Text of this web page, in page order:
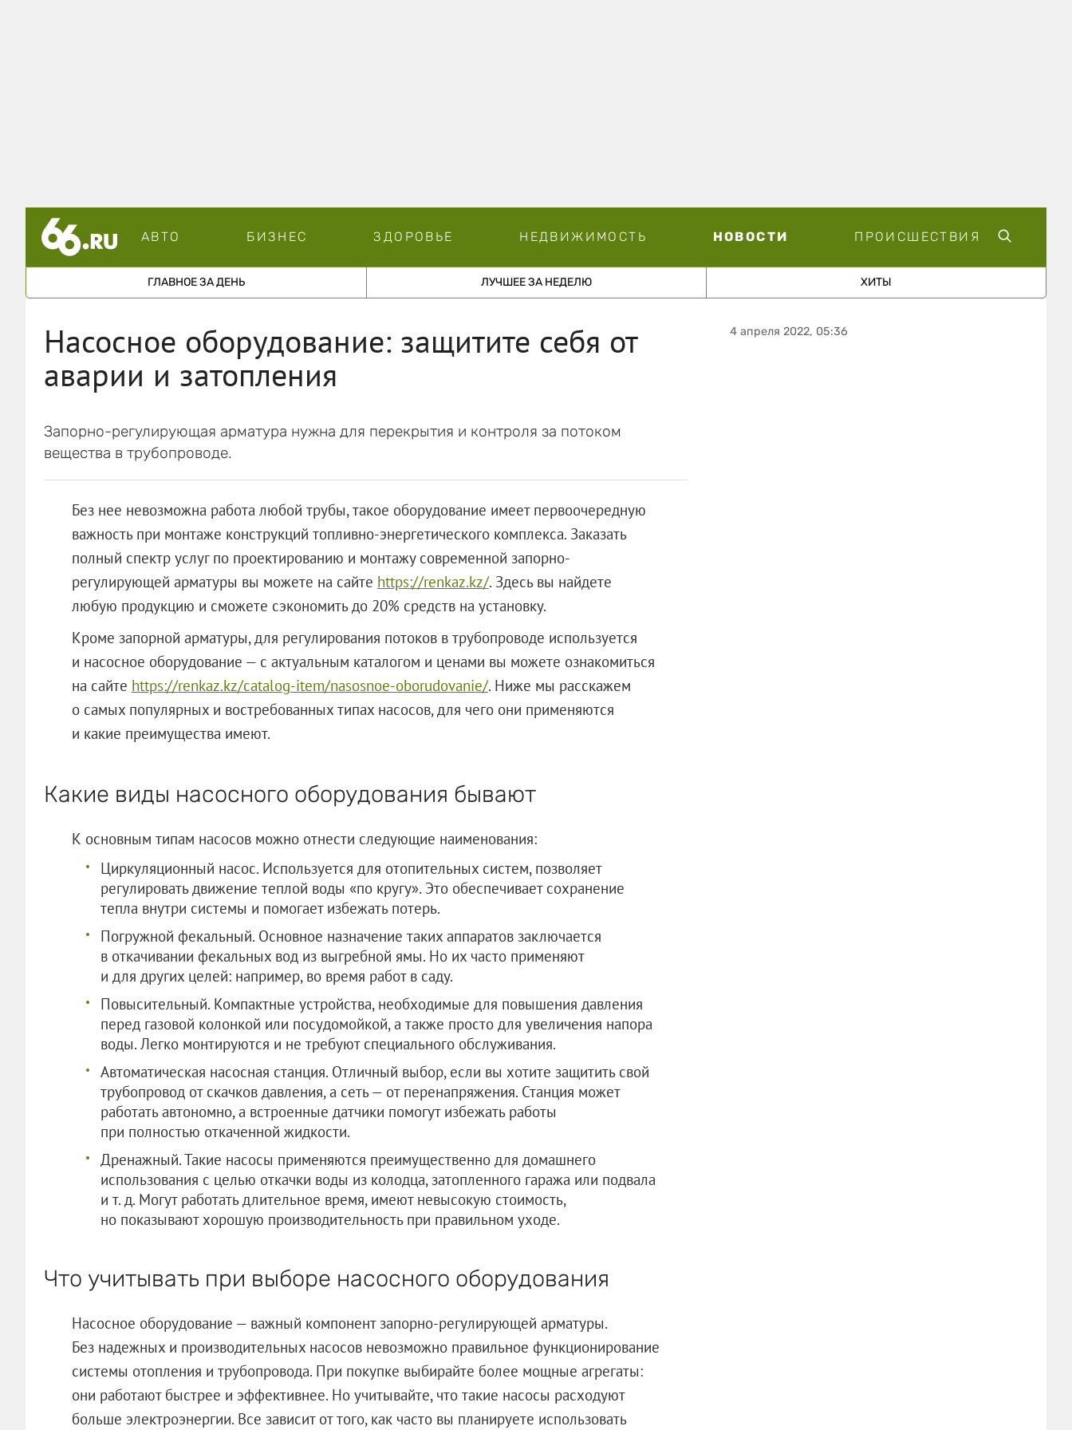
АВТО БИЗНЕС ЗДОРОВЬЕ НЕДВИЖИМОСТЬ НОВОСТИ ПРОИСШЕСТВИЯ
ГЛАВНОЕ ЗА ДЕНЬ ЛУЧШЕЕ ЗА НЕДЕЛЮ ХИТЫ
Насосное оборудование: защитите себя от
аварии и затопления
Запорно-регулирующая арматура нужна для перекрытия и контроля за потоком
вещества в трубопроводе.
Без нее невозможна работа любой трубы, такое оборудование имеет первоочередную
важность при монтаже конструкций топливно-энергетического комплекса. Заказать
полный спектр услуг по проектированию и монтажу современной запорно-
регулирующей арматуры вы можете на сайте https://renkaz.kz/. Здесь вы найдете
любую продукцию и сможете сэкономить до 20% средств на установку.
Кроме запорной арматуры, для регулирования потоков в трубопроводе используется
и насосное оборудование — с актуальным каталогом и ценами вы можете ознакомиться
на сайте https://renkaz.kz/catalog-item/nasosnoe-oborudovanie/. Ниже мы расскажем
о самых популярных и востребованных типах насосов, для чего они применяются
и какие преимущества имеют.
Какие виды насосного оборудования бывают
К основным типам насосов можно отнести следующие наименования:
Циркуляционный насос. Используется для отопительных систем, позволяет
регулировать движение теплой воды «по кругу». Это обеспечивает сохранение
тепла внутри системы и помогает избежать потерь.
Погружной фекальный. Основное назначение таких аппаратов заключается
в откачивании фекальных вод из выгребной ямы. Но их часто применяют
и для других целей: например, во время работ в саду.
Повысительный. Компактные устройства, необходимые для повышения давления
перед газовой колонкой или посудомойкой, а также просто для увеличения напора
воды. Легко монтируются и не требуют специального обслуживания.
Автоматическая насосная станция. Отличный выбор, если вы хотите защитить свой
трубопровод от скачков давления, а сеть — от перенапряжения. Станция может
работать автономно, а встроенные датчики помогут избежать работы
при полностью откаченной жидкости.
Дренажный. Такие насосы применяются преимущественно для домашнего
использования с целью откачки воды из колодца, затопленного гаража или подвала
и т. д. Могут работать длительное время, имеют невысокую стоимость,
но показывают хорошую производительность при правильном уходе.
Что учитывать при выборе насосного оборудования
Насосное оборудование — важный компонент запорно-регулирующей арматуры.
Без надежных и производительных насосов невозможно правильное функционирование
системы отопления и трубопровода. При покупке выбирайте более мощные агрегаты:
они работают быстрее и эффективнее. Но учитывайте, что такие насосы расходуют
больше электроэнергии. Все зависит от того, как часто вы планируете использовать
4 апреля 2022, 05:36